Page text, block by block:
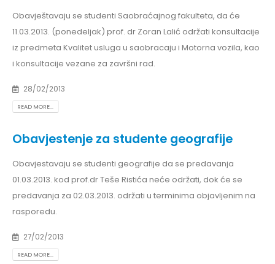
Obavještavaju se studenti Saobraćajnog fakulteta, da će
11.03.2013. (ponedeljak) prof. dr Zoran Lalić održati konsultacije
iz predmeta Kvalitet usluga u saobracaju i Motorna vozila, kao
i konsultacije vezane za završni rad.
28/02/2013
READ MORE...
Obavjestenje za studente geografije
Obavjestavaju se studenti geografije da se predavanja
01.03.2013. kod prof.dr Teše Ristića neće održati, dok će se
predavanja za 02.03.2013. održati u terminima objavljenim na
rasporedu.
27/02/2013
READ MORE...